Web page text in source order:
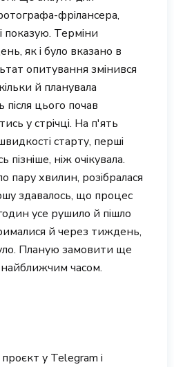
фрілансера,
показую. Терміни
як і було вказано в
опитування змінився
й планувала
після цього почав
у стрічці. На п'ять
старту, перші
пізніше, ніж очікувала.
хвилин, розібралася
здавалось, що процес
усе рушило й пішло
й через тиждень,
Планую замовити ще
найближчим часом.
у Telegram і